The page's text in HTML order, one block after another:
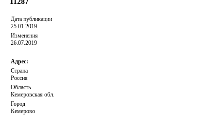
Дата публикации
25.01.2019
Изменения
26.07.2019
Адрес:
Страна
Россия
Область
Кемеровская обл.
Город
Кемерово